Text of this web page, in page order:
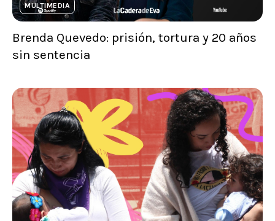
MULTIMEDIA
Brenda Quevedo: prisión, tortura y 20 años
sin sentencia